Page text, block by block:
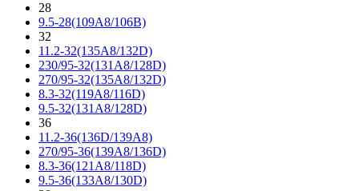
28
9.5-28(109A8/106B)
32
11.2-32(135A8/132D)
230/95-32(131A8/128D)
270/95-32(135A8/132D)
8.3-32(119A8/116D)
9.5-32(131A8/128D)
36
11.2-36(136D/139A8)
270/95-36(139A8/136D)
8.3-36(121A8/118D)
9.5-36(133A8/130D)